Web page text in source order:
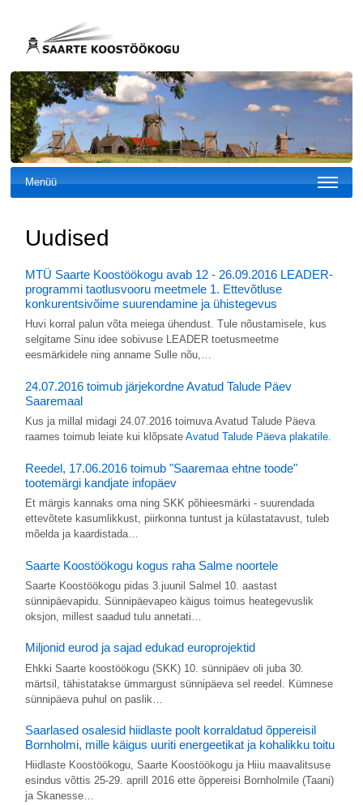
Menüü
Uudised
MTÜ Saarte Koostöökogu avab 12 - 26.09.2016 LEADER-
programmi taotlusvooru meetmele 1. Ettevõtluse
konkurentsivõime suurendamine ja ühistegevus
Huvi korral palun võta meiega ühendust. Tule nõustamisele, kus
selgitame Sinu idee sobivuse LEADER toetusmeetme
eesmärkidele ning anname Sulle nõu,…
24.07.2016 toimub järjekordne Avatud Talude Päev
Saaremaal
Kus ja millal midagi 24.07.2016 toimuva Avatud Talude Päeva
raames toimub leiate kui klõpsateAvatud Talude Päeva plakatile.
Reedel, 17.06.2016 toimub "Saaremaa ehtne toode"
tootemärgi kandjate infopäev
Et märgis kannaks oma ning SKK põhieesmärki - suurendada
ettevõtete kasumlikkust, piirkonna tuntust ja külastatavust, tuleb
mõelda ja kaardistada…
Saarte Koostöökogu kogus raha Salme noortele
Saarte Koostöökogu pidas 3.juunil Salmel 10. aastast
sünnipäevapidu. Sünnipäevapeo käigus toimus heategevuslik
oksjon, millest saadud tulu annetati…
Miljonid eurod ja sajad edukad europrojektid
Ehkki Saarte koostöökogu (SKK) 10. sünnipäev oli juba 30.
märtsil, tähistatakse ümmargust sünnipäeva sel reedel. Kümnese
sünnipäeva puhul on paslik…
Saarlased osalesid hiidlaste poolt korraldatud õppereisil
Bornholmi, mille käigus uuriti energeetikat ja kohalikku toitu
Hiidlaste Koostöökogu, Saarte Koostöökogu ja Hiiu maavalitsuse
esindus võttis 25-29. aprill 2016 ette õppereisi Bornholmile (Taani)
ja Skanesse…